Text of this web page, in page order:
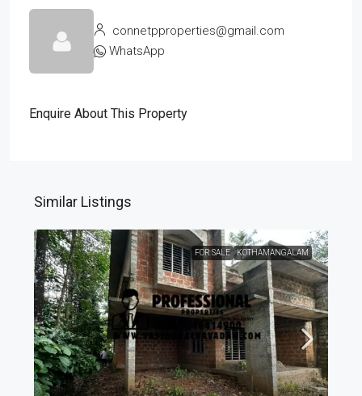
connetpproperties@gmail.com
WhatsApp
Enquire About This Property
Similar Listings
FOR SALE KOTHAMANGALAM